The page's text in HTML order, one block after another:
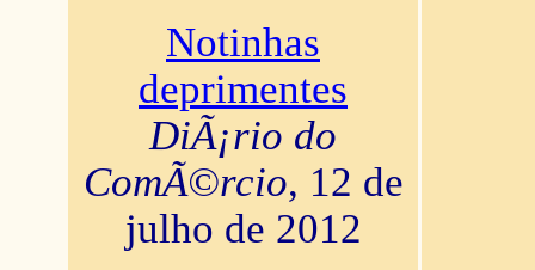
Notinhas
deprimentes
DiÃ¡rio do
ComÃ©rcio, 12 de
julho de 2012